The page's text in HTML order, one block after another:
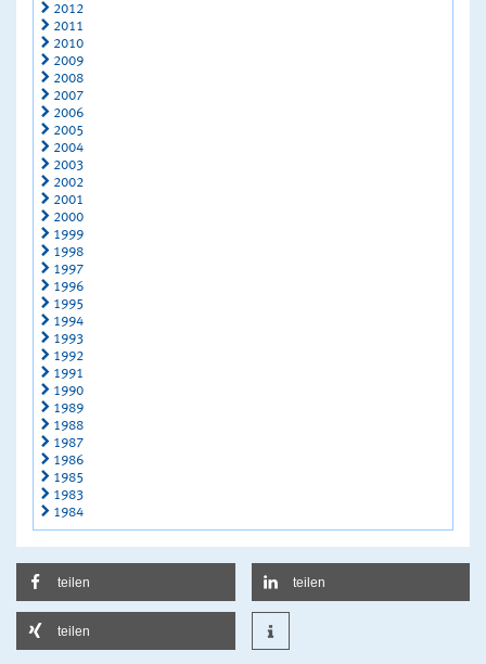
2012
2011
2010
2009
2008
2007
2006
2005
2004
2003
2002
2001
2000
1999
1998
1997
1996
1995
1994
1993
1992
1991
1990
1989
1988
1987
1986
1985
1983
1984
teilen teilen
teilen